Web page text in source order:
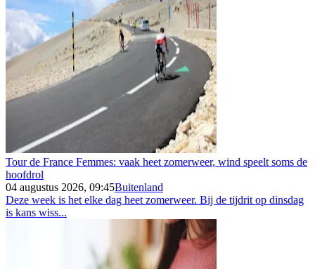
Tour de France Femmes: vaak heet zomerweer, wind speelt soms de
hoofdrol
04 augustus 2026, 09:45Buitenland
Deze week is het elke dag heet zomerweer. Bij de tijdrit op dinsdag
is kans wiss...